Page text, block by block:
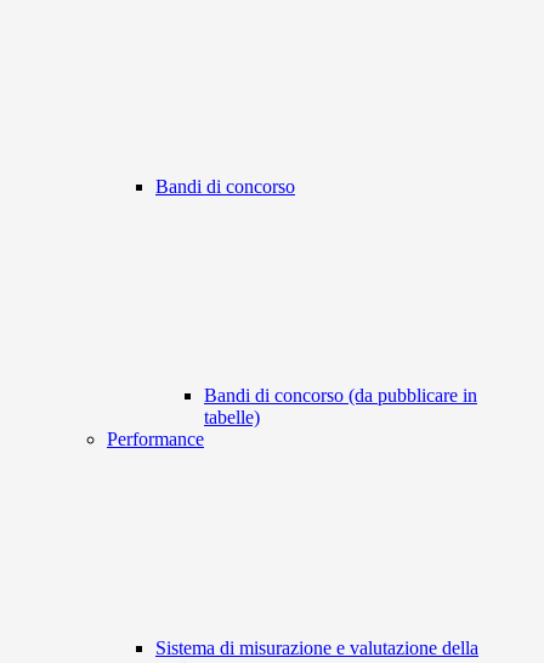
Bandi di concorso
Bandi di concorso (da pubblicare in
tabelle)
Performance
Sistema di misurazione e valutazione della